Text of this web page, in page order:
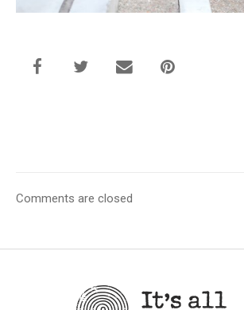
Comments are closed